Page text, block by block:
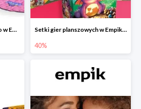
Zabawki ogrodowe na lato w Empiku do -45% Setki gier planszowych w Empiku do -40%
40%